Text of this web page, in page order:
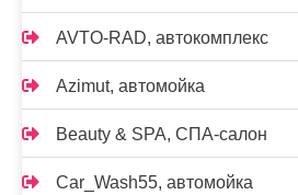
AVTO-RAD, автокомплекс
Azimut, автомойка
Beauty & SPA, СПА-салон
Car_Wash55, автомойка